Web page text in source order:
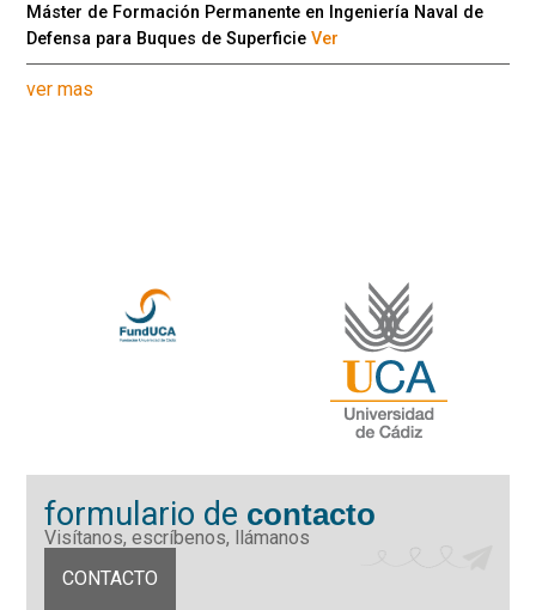
Máster de Formación Permanente en Ingeniería Naval de
Defensa para Buques de SuperficieVer
ver mas
formulario de contacto
Visítanos, escríbenos, llámanos
CONTACTO